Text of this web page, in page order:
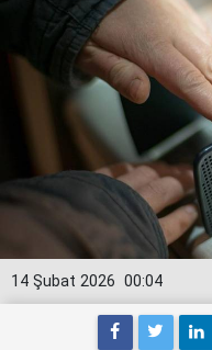
00:04
14 Şubat 2026